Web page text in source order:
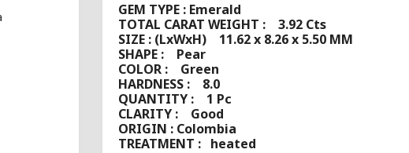
GEM TYPE : Emerald
TOTAL CARAT WEIGHT : 3.92 Cts
SIZE : (LxWxH) 11.62 x 8.26 x 5.50 MM
SHAPE : Pear
COLOR : Green
HARDNESS : 8.0
QUANTITY : 1 Pc
CLARITY : Good
ORIGIN : Colombia
TREATMENT : heated